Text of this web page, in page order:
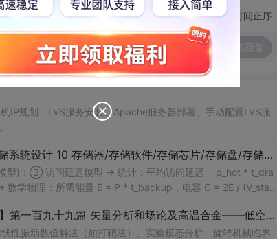
切换为时间正序
IP规划、LVS服务安装、Apache服务器部署、手动配置LVS服
【信息科学与工程学】计算机科学与自动化——第十八篇 存储系统设计 10 存储器/存储软件/存储芯片/存储盘/存储系统/存储网络01
型)；③ 访问延迟模型 → 统计：平均访问延迟 = p_hot * t_dra
学物理：所需能量 E = P * t_backup，电容 C = 2E / (V_start
【信息科学与工程学】【物理/化学和工程技术】【数学分析】第一百九十九篇 矢量分析和场论及高温合金——低空经济01
性振动数值解法（如打靶法）、实验模态分析、旋转机械临界